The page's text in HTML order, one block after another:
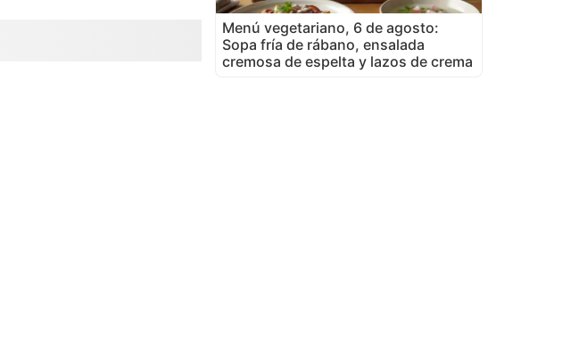
Menú vegetariano, 6 de agosto:
Sopa fría de rábano, ensalada
cremosa de espelta y lazos de crema